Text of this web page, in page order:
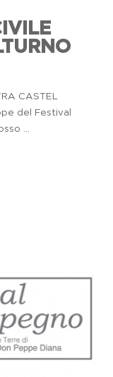
CASTEL
del Festival
...